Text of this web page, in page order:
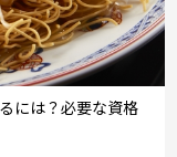
には？必要な資格